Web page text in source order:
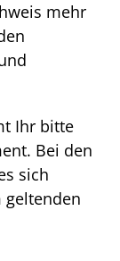
mehr
Ihr bitte
Bei den
sich
geltenden